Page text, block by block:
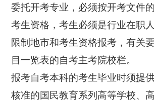
委托开考专业，必须按开考文件
考生资格，考生必须是行业在职
限制地市和考生资格报考，有关
目一览表的自考主考院校栏。
报考自考本科的考生毕业时须提
核准的国民教育系列高等学校、